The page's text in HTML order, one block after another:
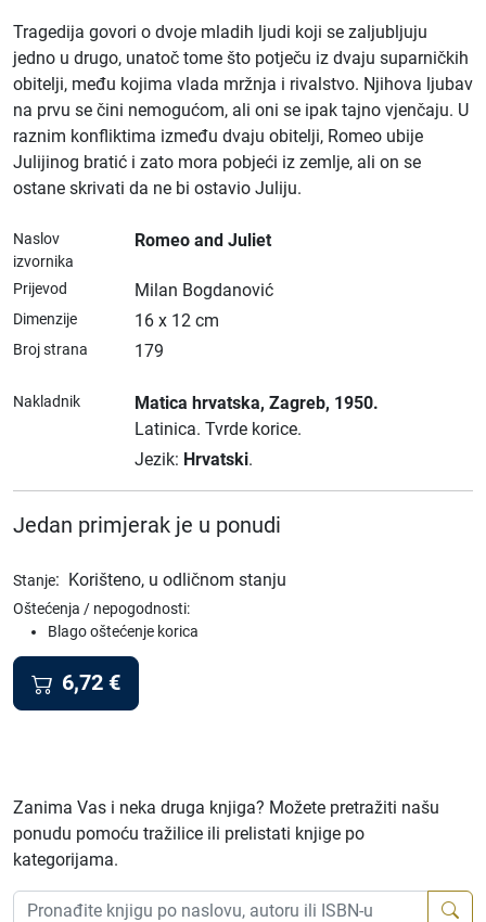
Tragedija govori o dvoje mladih ljudi koji se zaljubljuju
jedno u drugo, unatoč tome što potječu iz dvaju suparničkih
obitelji, među kojima vlada mržnja i rivalstvo. Njihova ljubav
na prvu se čini nemogućom, ali oni se ipak tajno vjenčaju. U
raznim konfliktima između dvaju obitelji, Romeo ubije
Julijinog bratić i zato mora pobjeći iz zemlje, ali on se
ostane skrivati da ne bi ostavio Juliju.
Naslov
izvornika
Romeo and Juliet
Prijevod Milan Bogdanović
Dimenzije 16 x 12 cm
Broj strana 179
Nakladnik Matica hrvatska, Zagreb, 1950.
Latinica. Tvrde korice.
Jezik: Hrvatski.
Jedan primjerak je u ponudi
Stanje: Korišteno, u odličnom stanju
Oštećenja / nepogodnosti:
Blago oštećenje korica
6,72 €
Zanima Vas i neka druga knjiga? Možete pretražiti našu
ponudu pomoću tražilice ili prelistati knjige po
kategorijama.